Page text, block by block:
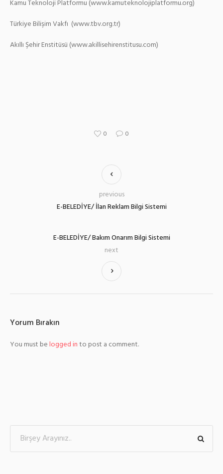
Kamu Teknoloji Platformu (www.kamuteknolojiplatformu.org)
Türkiye Bilişim Vakfı (www.tbv.org.tr)
Akıllı Şehir Enstitüsü (www.akillisehirenstitusu.com)
0 0
E-BELEDİYE/ İlan Reklam Bilgi Sistemi
previous
E-BELEDİYE/ Bakım Onarım Bilgi Sistemi
next
Yorum Bırakın
You must belogged into post a comment.